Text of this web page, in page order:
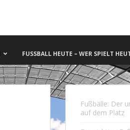
FUSSBALL HEUTE – WER SPIELT
Fußbälle: Der
auf dem Platz